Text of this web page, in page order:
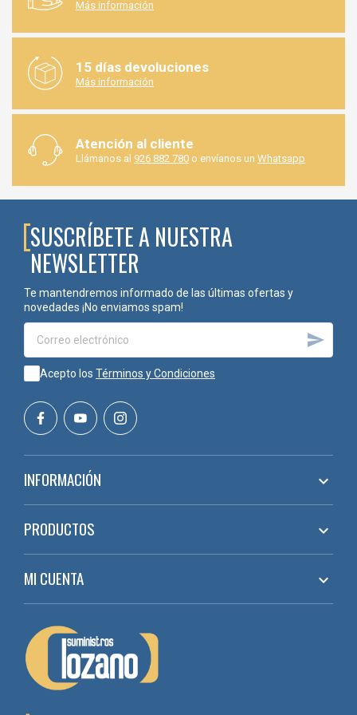
✔ Excelente comportamiento mecánico
✔ Uso profesional
Cola Blanca D2
✔ Adecuada para interiores secos
es la opción recomendada.
🧩ESPECIALMENTE INDICADA PARA FABRICANTES DE
La Cola Blanca Exterior D3 303 es una solución muy valorada en:
Fabricación de cocinas
Carpintería interior
Talleres de ebanistería
Montaje de mobiliario comercial
Su equilibrio entre resistencia, facilidad de aplicación y fiabilidad la
profesionales.
⚡CONSEJOS PARA OBTENER LOS MEJORES RESULTADOS
Para maximizar la calidad de la unión:
Distribuir uniformemente el adhesivo.
Evitar contaminantes como polvo, grasa o restos de acabado.
❓PREGUNTAS FRECUENTES (FAQ)
¿Qué es la Cola Blanca D3 303?
Más información
15 días devoluciones
Más información
Atención al cliente
Llámanos al 926 882 780 o envíanos un Whatsapp
SUSCRÍBETE A NUESTRA
NEWSLETTER
Te mantendremos informado de las últimas ofertas y
novedades ¡No enviamos spam!

Acepto los Términos y Condiciones
INFORMACIÓN 
PRODUCTOS 
MI CUENTA 